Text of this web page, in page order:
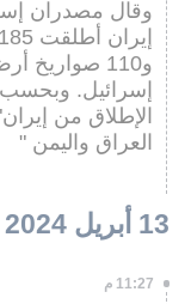
وقال مصدران
و110
إسرائيل. وبحسب
الإطلاق من
العراق واليمن "
13 أبريل 2024
11:27 م